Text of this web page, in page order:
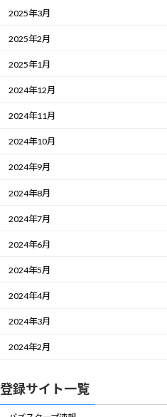
2025年3月
2025年2月
2025年1月
2024年12月
2024年11月
2024年10月
2024年9月
2024年8月
2024年7月
2024年6月
2024年5月
2024年4月
2024年3月
2024年2月
登録サイト一覧